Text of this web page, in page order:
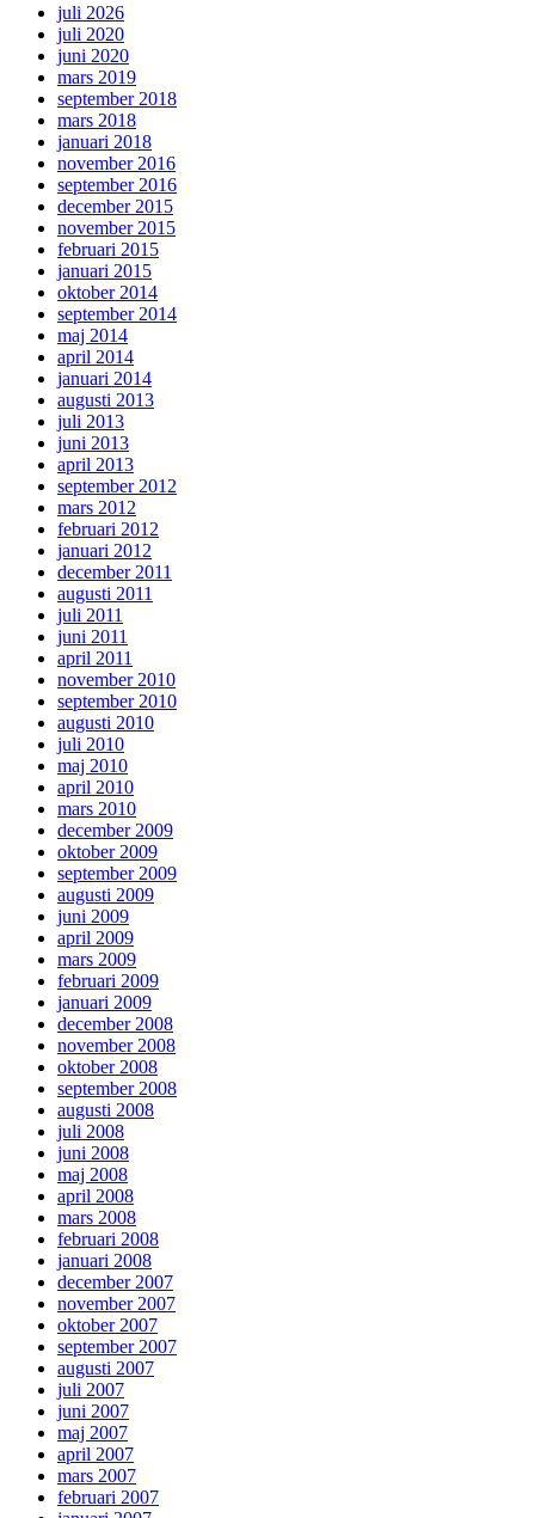
juli 2026
juli 2020
juni 2020
mars 2019
september 2018
mars 2018
januari 2018
november 2016
september 2016
december 2015
november 2015
februari 2015
januari 2015
oktober 2014
september 2014
maj 2014
april 2014
januari 2014
augusti 2013
juli 2013
juni 2013
april 2013
september 2012
mars 2012
februari 2012
januari 2012
december 2011
augusti 2011
juli 2011
juni 2011
april 2011
november 2010
september 2010
augusti 2010
juli 2010
maj 2010
april 2010
mars 2010
december 2009
oktober 2009
september 2009
augusti 2009
juni 2009
april 2009
mars 2009
februari 2009
januari 2009
december 2008
november 2008
oktober 2008
september 2008
augusti 2008
juli 2008
juni 2008
maj 2008
april 2008
mars 2008
februari 2008
januari 2008
december 2007
november 2007
oktober 2007
september 2007
augusti 2007
juli 2007
juni 2007
maj 2007
april 2007
mars 2007
februari 2007